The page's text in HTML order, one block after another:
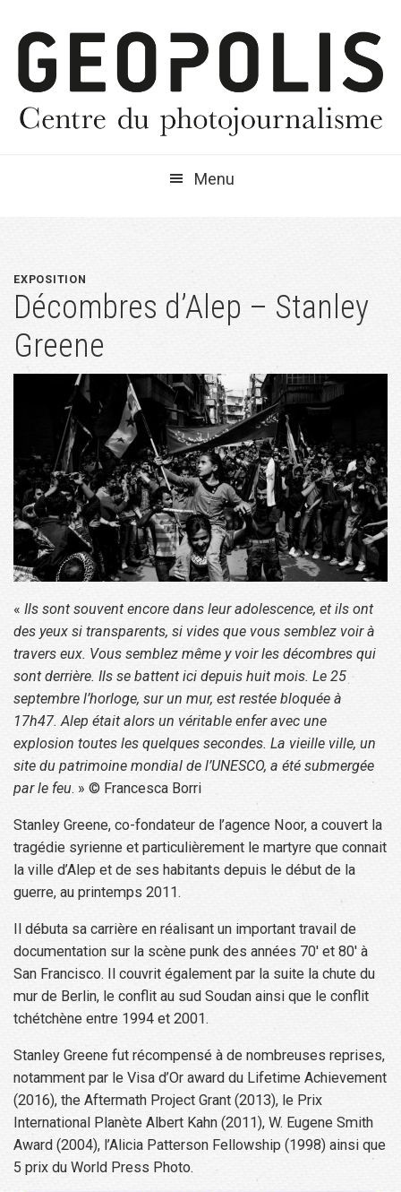
navigation
principale
contenu
principal
barre
latérale
Menu
EXPOSITION
Décombres d’Alep – Stanley
Greene
« Ils sont souvent encore dans leur adolescence, et ils ont
des yeux si transparents, si vides que vous semblez voir à
travers eux. Vous semblez même y voir les décombres qui
sont derrière. Ils se battent ici depuis huit mois. Le 25
septembre l’horloge, sur un mur, est restée bloquée à
17h47. Alep était alors un véritable enfer avec une
explosion toutes les quelques secondes. La vieille ville, un
site du patrimoine mondial de l’UNESCO, a été submergée
par le feu. » © Francesca Borri
Stanley Greene, co-fondateur de l’agence Noor, a couvert la
tragédie syrienne et particulièrement le martyre que connait
la ville d’Alep et de ses habitants depuis le début de la
guerre, au printemps 2011.
Il débuta sa carrière en réalisant un important travail de
documentation sur la scène punk des années 70′ et 80′ à
San Francisco. Il couvrit également par la suite la chute du
mur de Berlin, le conflit au sud Soudan ainsi que le conflit
tchétchène entre 1994 et 2001.
Stanley Greene fut récompensé à de nombreuses reprises,
notamment par le Visa d’Or award du Lifetime Achievement
(2016), the Aftermath Project Grant (2013), le Prix
International Planète Albert Kahn (2011), W. Eugene Smith
Award (2004), l’Alicia Patterson Fellowship (1998) ainsi que
5 prix du World Press Photo.